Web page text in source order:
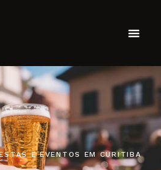
E EVENTOS EM CURITIBA